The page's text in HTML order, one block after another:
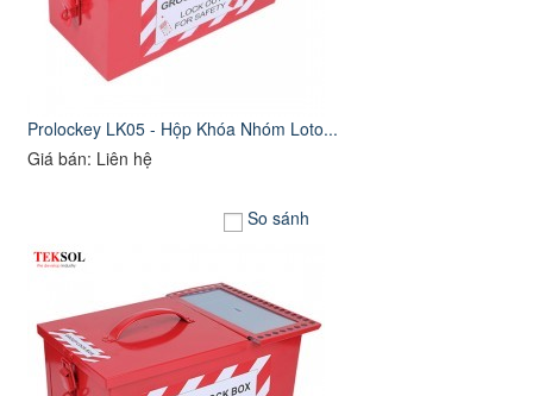
Prolockey LK05 - Hộp Khóa Nhóm Loto...
Giá bán: Liên hệ
So sánh